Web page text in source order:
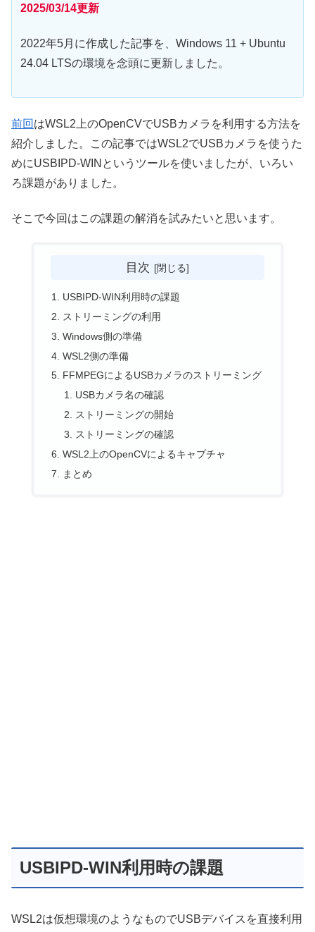
2025/03/14更新
2022年5月に作成した記事を、Windows 11 + Ubuntu
24.04 LTSの環境を念頭に更新しました。
前回 はWSL2上のOpenCVでUSBカメラを利用する方法を
紹介しました。この記事ではWSL2でUSBカメラを使うた
めにUSBIPD-WINというツールを使いましたが、いろい
ろ課題がありました。
そこで今回はこの課題の解消を試みたいと思います。
目次
USBIPD-WIN利用時の課題
ストリーミングの利用
Windows側の準備
WSL2側の準備
FFMPEGによるUSBカメラのストリーミング
USBカメラ名の確認
ストリーミングの開始
ストリーミングの確認
WSL2上のOpenCVによるキャプチャ
まとめ
USBIPD-WIN利用時の課題
WSL2は仮想環境のようなものでUSBデバイスを直接利用